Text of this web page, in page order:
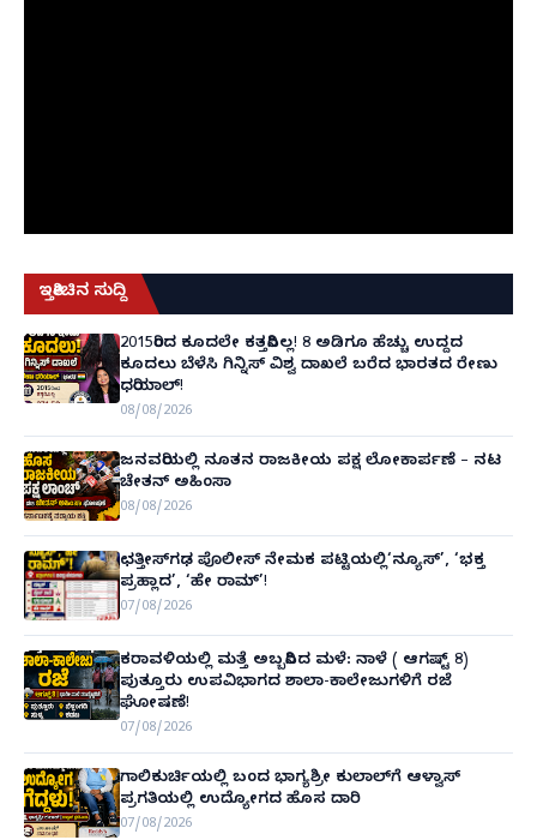
ಇತ್ತೀಚಿನ ಸುದ್ದಿ
2015ರಿಂದ ಕೂದಲೇ ಕತ್ತರಿಸಿಲ್ಲ! 8 ಅಡಿಗೂ ಹೆಚ್ಚು ಉದ್ದದ
ಕೂದಲು ಬೆಳೆಸಿ ಗಿನ್ನಿಸ್ ವಿಶ್ವ ದಾಖಲೆ ಬರೆದ ಭಾರತದ ರೇಣು
ಧರಿಯಾಲ್!
08/08/2026
ಜನವರಿಯಲ್ಲಿ ನೂತನ ರಾಜಕೀಯ ಪಕ್ಷ ಲೋಕಾರ್ಪಣೆ – ನಟ
ಚೇತನ್ ಅಹಿಂಸಾ
08/08/2026
ಛತ್ತೀಸ್‌ಗಢ ಪೊಲೀಸ್ ನೇಮಕ ಪಟ್ಟಿಯಲ್ಲಿ‘ನ್ಯೂಸ್’, ‘ಭಕ್ತ
ಪ್ರಹ್ಲಾದ’, ‘ಹೇ ರಾಮ್’!
07/08/2026
ಕರಾವಳಿಯಲ್ಲಿ ಮತ್ತೆ ಅಬ್ಬರಿಸಿದ ಮಳೆ: ನಾಳೆ ( ಆಗಷ್ಟ್ 8)
ಪುತ್ತೂರು ಉಪವಿಭಾಗದ ಶಾಲಾ-ಕಾಲೇಜುಗಳಿಗೆ ರಜೆ
ಘೋಷಣೆ!
07/08/2026
ಗಾಲಿಕುರ್ಚಿಯಲ್ಲಿ ಬಂದ ಭಾಗ್ಯಶ್ರೀ ಕುಲಾಲ್‌ಗೆ ಆಳ್ವಾಸ್
ಪ್ರಗತಿಯಲ್ಲಿ ಉದ್ಯೋಗದ ಹೊಸ ದಾರಿ
07/08/2026